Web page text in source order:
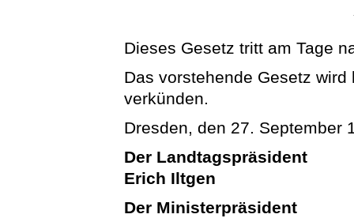
Dieses Gesetz tritt am Tage
Das vorstehende Gesetz
verkünden.
Dresden, den 27. September
Der Landtagspräsident
Erich Iltgen
Der Ministerpräsident